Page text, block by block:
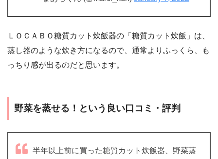
ＬＯＣＡＢＯ糖質カット炊飯器の「糖質カット炊飯」は、
蒸し器のような炊き方になるので、通常よりふっくら、も
っちり感が出るのだと思います。
野菜を蒸せる！という良い口コミ・評判
半年以上前に買った糖質カット炊飯器、野菜蒸